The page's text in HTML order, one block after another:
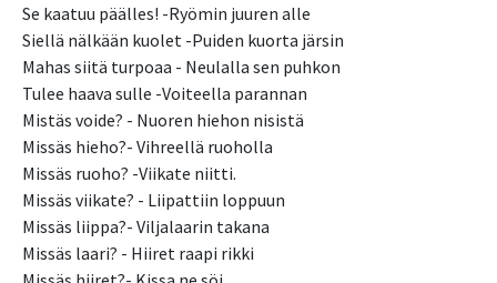
Se kaatuu päälles! -Ryömin juuren alle
Siellä nälkään kuolet -Puiden kuorta järsin
Mahas siitä turpoaa - Neulalla sen puhkon
Tulee haava sulle -Voiteella parannan
Mistäs voide? - Nuoren hiehon nisistä
Missäs hieho?- Vihreellä ruoholla
Missäs ruoho? -Viikate niitti.
Missäs viikate? - Liipattiin loppuun
Missäs liippa?- Viljalaarin takana
Missäs laari? - Hiiret raapi rikki